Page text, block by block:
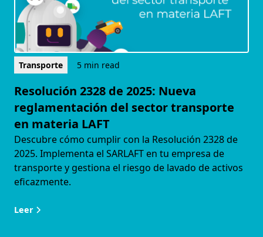
Transporte 5 min read
Resolución 2328 de 2025: Nueva
reglamentación del sector transporte
en materia LAFT
Descubre cómo cumplir con la Resolución 2328 de
2025. Implementa el SARLAFT en tu empresa de
transporte y gestiona el riesgo de lavado de activos
eficazmente.
Leer